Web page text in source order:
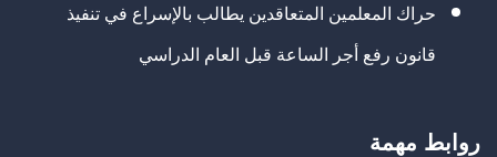
حراك المعلمين المتعاقدين يطالب بالإسراع في تنفيذ
قانون رفع أجر الساعة قبل العام الدراسي
روابط مهمة